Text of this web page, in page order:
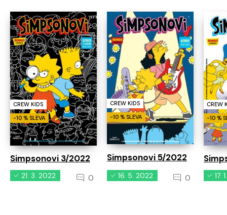
CREW KIDS
-10 % SLEVA
Simpsonovi 3/2022
21. 3. 2022 0
CREW KIDS
-10 % SLEVA
Simpsonovi 5/2022
16. 5. 2022 0
CREW
-10 %
17.